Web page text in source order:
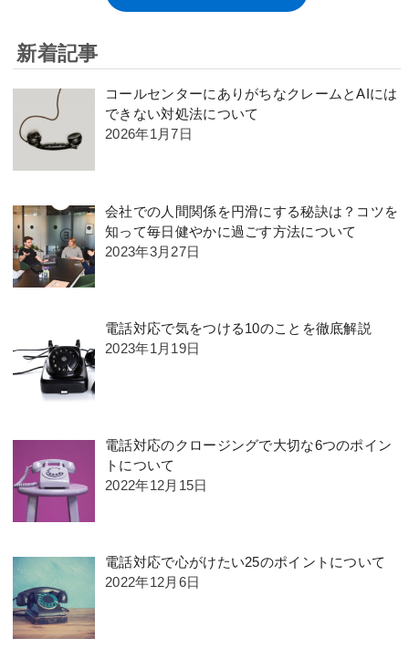
新着記事
コールセンターにありがちなクレームとAIには
できない対処法について
2026年1月7日
会社での人間関係を円滑にする秘訣は？コツを
知って毎日健やかに過ごす方法について
2023年3月27日
電話対応で気をつける10のことを徹底解説
2023年1月19日
電話対応のクロージングで大切な6つのポイン
トについて
2022年12月15日
電話対応で心がけたい25のポイントについて
2022年12月6日